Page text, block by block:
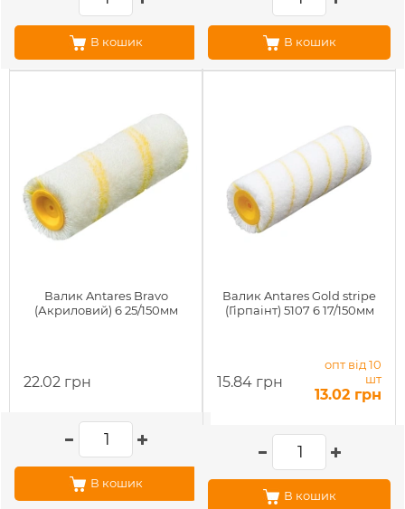
В кошик В кошик
Валик Antares Bravo
(Акриловий) 6 25/150мм
22.02 грн
В кошик
Валик Antares Gold stripe
(Гірпаінт) 5107 6 17/150мм
15.84 грн
опт від 10
шт
13.02 грн
В кошик